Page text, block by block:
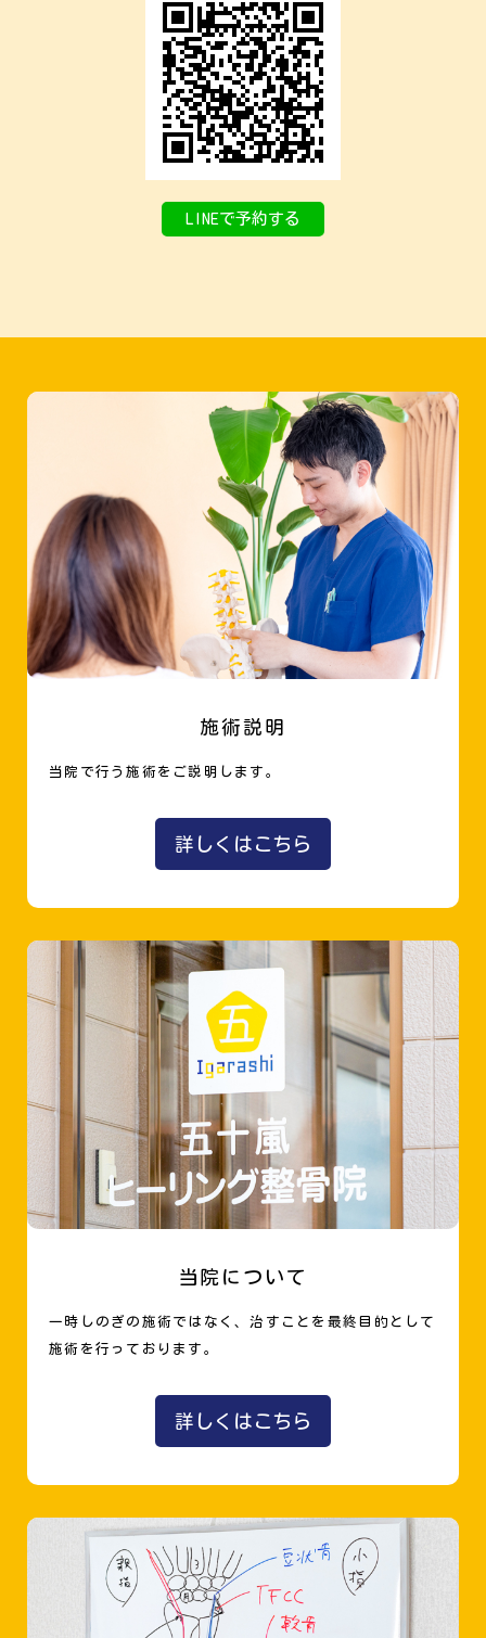
LINEで予約する
施術説明
当院で行う施術をご説明します。
詳しくはこちら
当院について
一時しのぎの施術ではなく、治すことを最終目的として
施術を行っております。
詳しくはこちら